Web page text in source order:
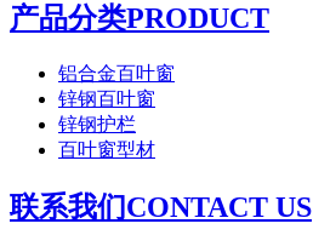
产品分类PRODUCT
铝合金百叶窗
锌钢百叶窗
锌钢护栏
百叶窗型材
联系我们CONTACT US